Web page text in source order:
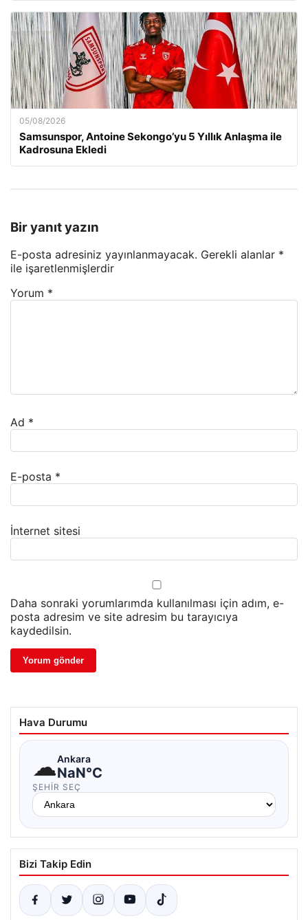
05/08/2026
Samsunspor, Antoine Sekongo’yu 5 Yıllık Anlaşma ile
Kadrosuna Ekledi
Bir yanıt yazın
E-posta adresiniz yayınlanmayacak. Gerekli alanlar *
ile işaretlenmişlerdir
Yorum *
Ad *
E-posta *
İnternet sitesi
Daha sonraki yorumlarımda kullanılması için adım, e-
posta adresim ve site adresim bu tarayıcıya
kaydedilsin.
Hava Durumu
☁Ankara
NaN°C
ŞEHIR SEÇ
Bizi Takip Edin